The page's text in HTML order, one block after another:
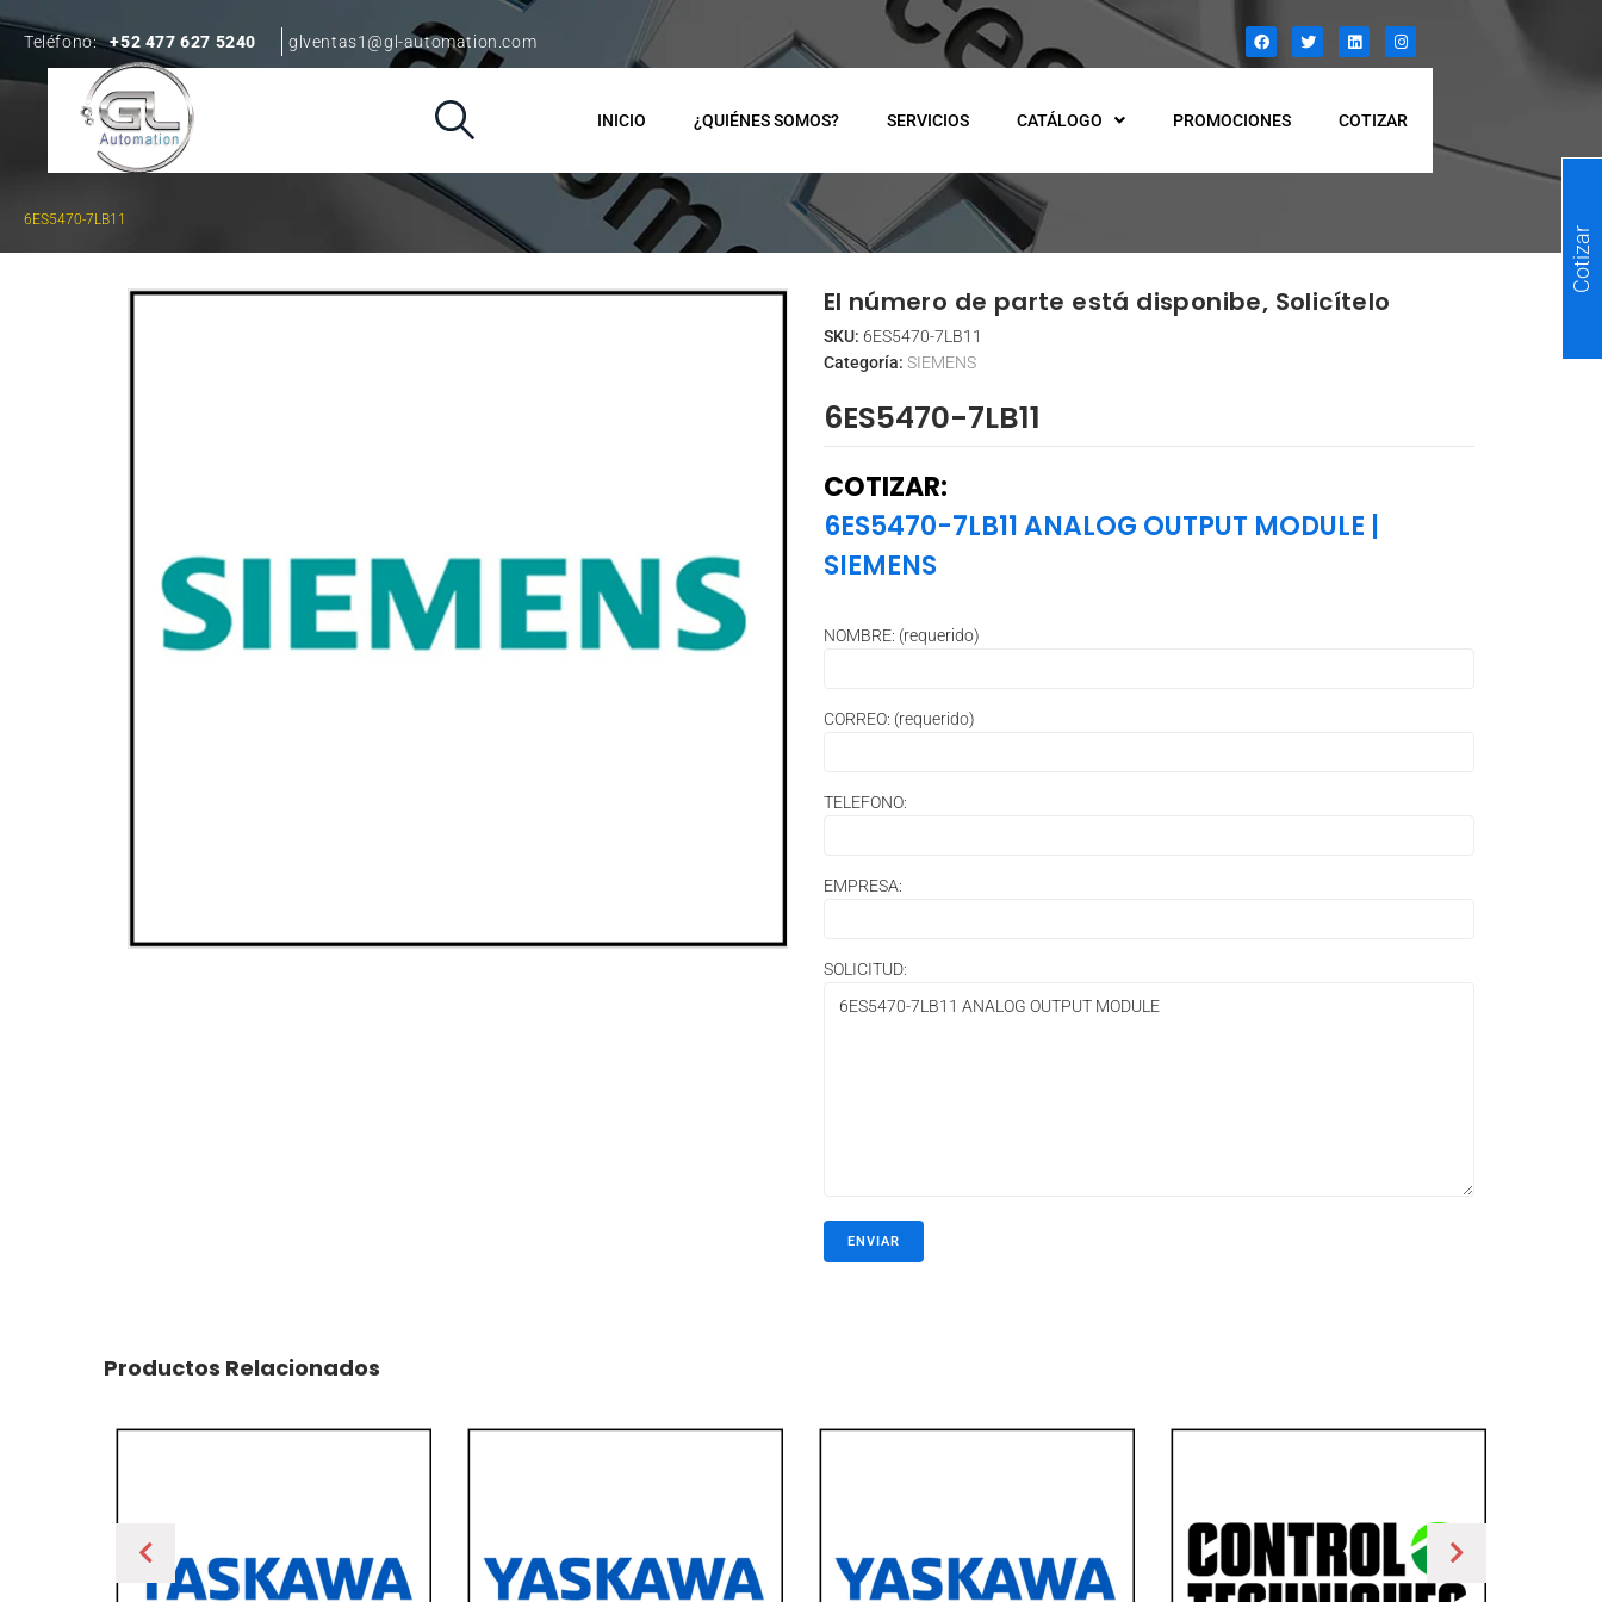
Teléfono: +52 477 627 5240 glventas1@gl-automation.com
INICIO ¿QUIÉNES SOMOS? SERVICIOS CATÁLOGO PROMOCIONES COTIZAR
6ES5470-7LB11
El número de parte está disponibe, Solicítelo
SKU: 6ES5470-7LB11
Categoría: SIEMENS
6ES5470-7LB11
COTIZAR:
6ES5470-7LB11 ANALOG OUTPUT MODULE |
SIEMENS
NOMBRE: (requerido)
CORREO: (requerido)
TELEFONO:
EMPRESA:
SOLICITUD:
Productos Relacionados
Cotizar